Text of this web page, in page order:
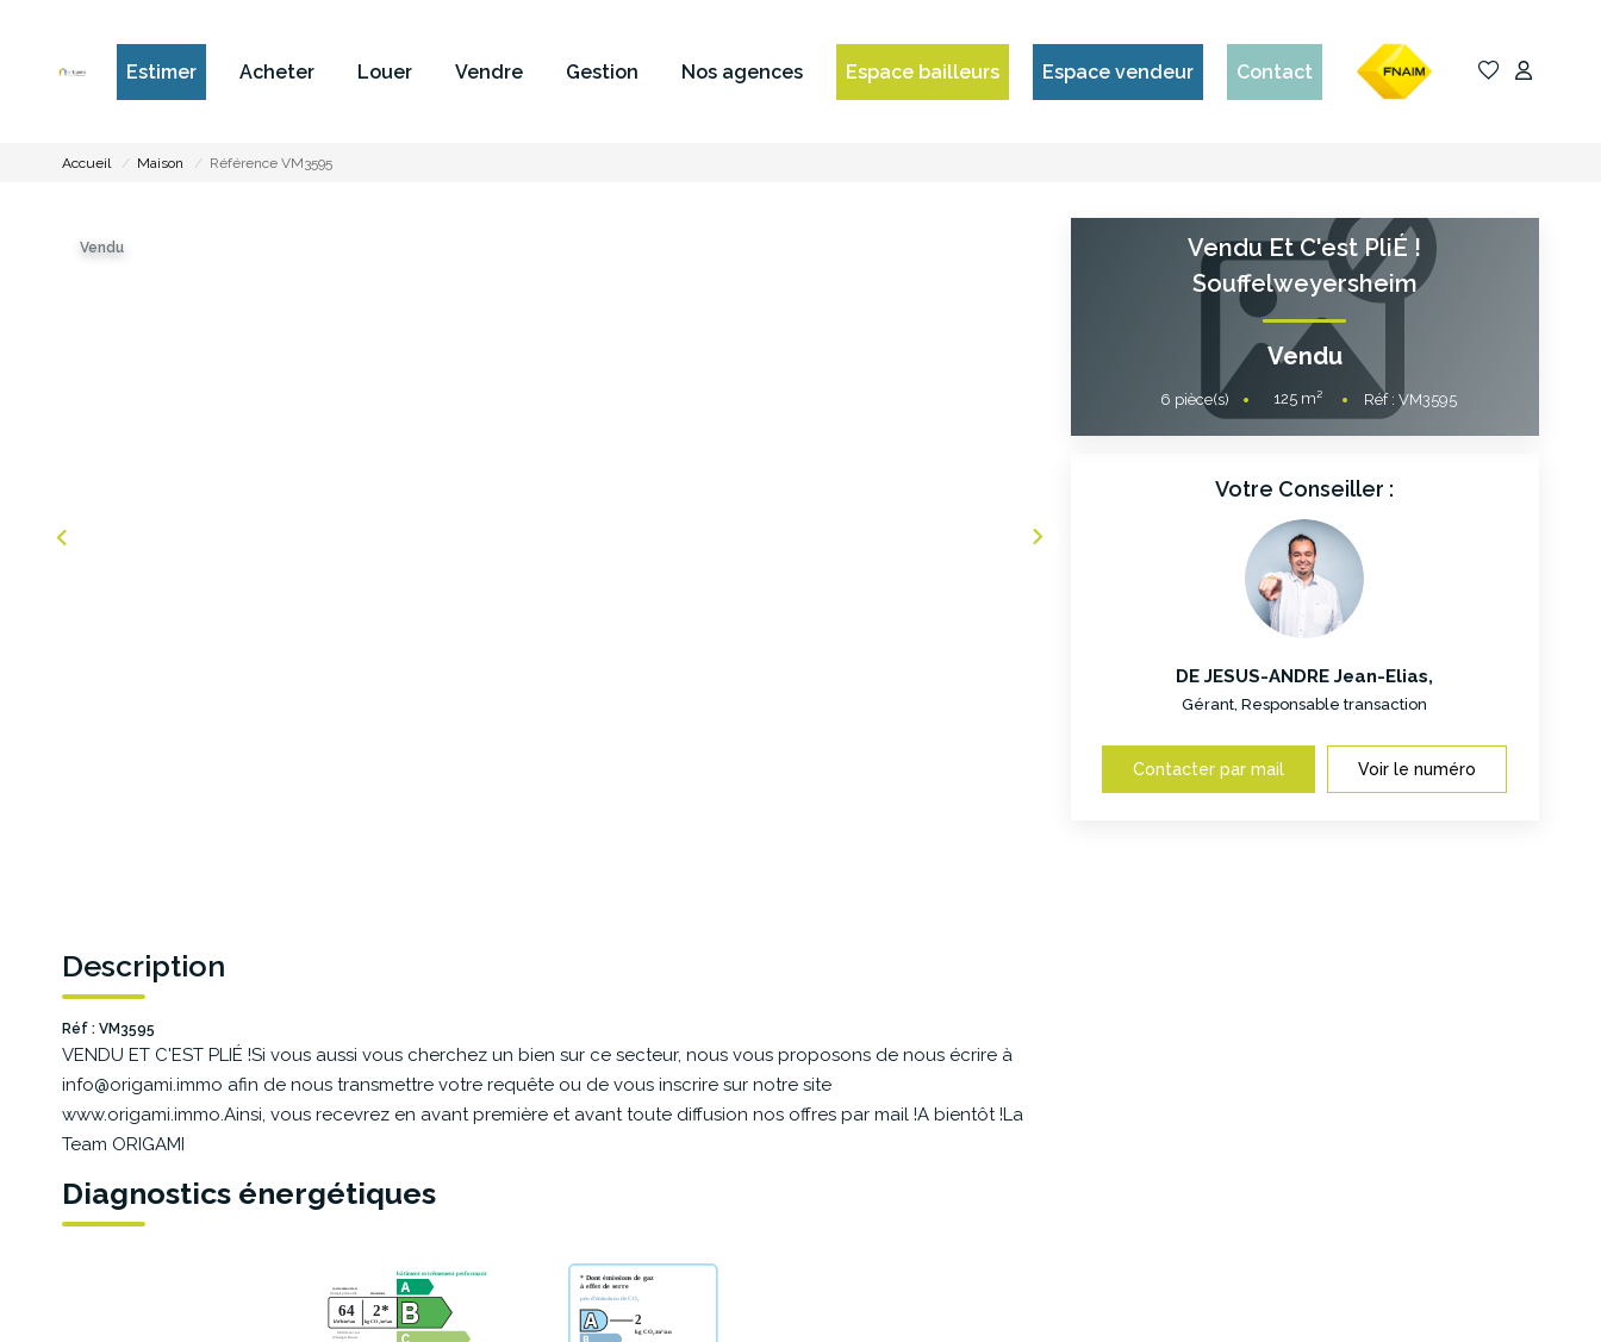
Estimer Acheter Louer Vendre Gestion Nos agences Espace bailleurs Espace vendeur Contact
Accueil Maison Référence VM3595
Vendu
Description
Réf : VM3595
VENDU ET C'EST PLIÉ !Si vous aussi vous cherchez un bien sur ce secteur, nous vous proposons de nous écrire à
info@origami.immo afin de nous transmettre votre requête ou de vous inscrire sur notre site
www.origami.immo.Ainsi, vous recevrez en avant première et avant toute diffusion nos offres par mail !A bientôt !La
Team ORIGAMI
Diagnostics énergétiques
Vendu Et C'est PliÉ !
Souffelweyersheim
Vendu
6 pièce(s) 125 m² Réf : VM3595
Votre Conseiller :
DE JESUS-ANDRE Jean-Elias,
Gérant, Responsable transaction
Contacter par mail Voir le numéro